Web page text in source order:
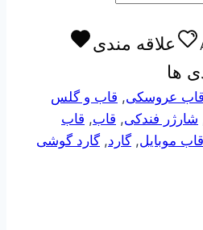
علاقه مندی
ها
قاب عروسکی, قاب و گلس
شارژر فندکی, قاب, قاب
قاب موبایل, گارد, گارد گوشی